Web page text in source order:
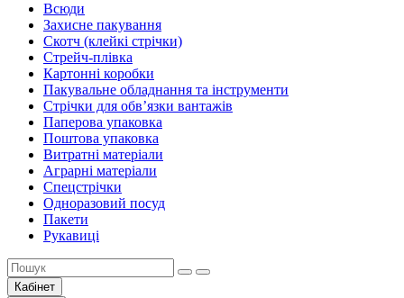
Всюди
Захисне пакування
Скотч (клейкі стрічки)
Стрейч-плівка
Картонні коробки
Пакувальне обладнання та інструменти
Стрічки для обв’язки вантажів
Паперова упаковка
Поштова упаковка
Витратні матеріали
Аграрні матеріали
Спецстрічки
Одноразовий посуд
Пакети
Рукавиці
Кабінет